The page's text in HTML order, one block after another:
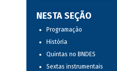
NESTA SEÇÃO
Programação
História
Quintas no BNDES
Sextas instrumentais